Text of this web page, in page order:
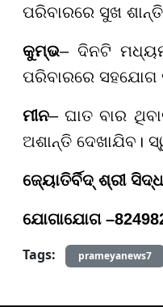
ପରିବାରରେ ସୁଖ
କୁମ୍ଭ– ଦିନଟି
ପରିବାରରେ ସହଯୋଗ
ମୀନ– ଘାତ ବାର
ଅଶାନ୍ତି ଦେଖାଯିବ।
ଜ୍ୟୋତିର୍ବିଦ୍ ଶ୍ରୀ
ଯୋଗାଯୋଗ –
Tags:
prameyanews7